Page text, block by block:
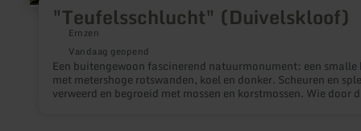
"Teufelsschlucht" (Duivelskloof)
Ernzen
Vandaag geopend
Een buitengewoon fascinerend natuurmonument: een
met metershoge rotswanden, koel en donker. Scheuren en
verweerd en begroeid met mossen en korstmossen. Wie door